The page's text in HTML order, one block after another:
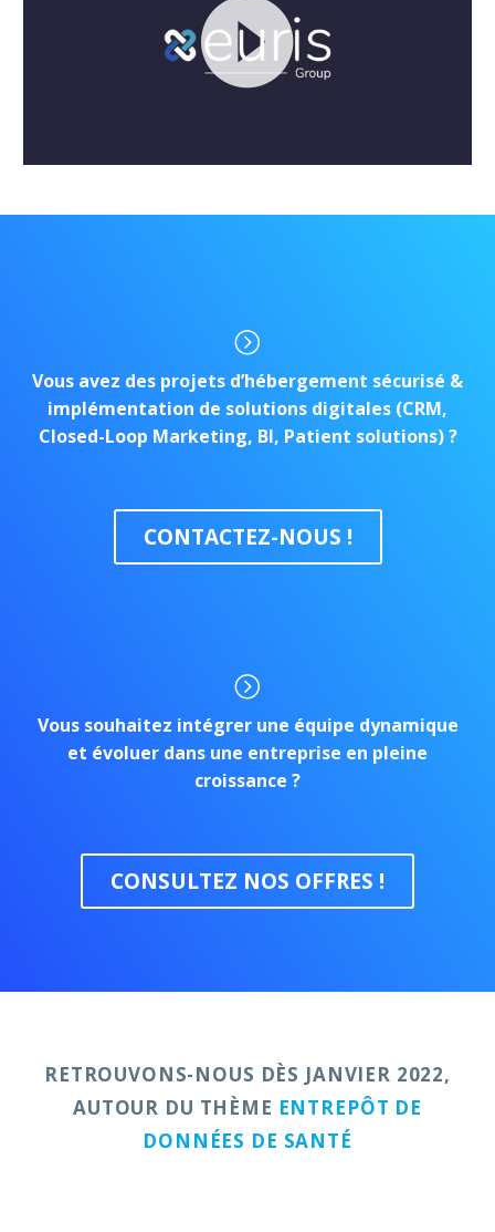
=
=
Vous avez des projets d’hébergement sécurisé &
implémentation de solutions digitales (CRM,
Closed-Loop Marketing, BI, Patient solutions) ?
CONTACTEZ-NOUS !
=
=
Vous souhaitez intégrer une équipe dynamique
et évoluer dans une entreprise en pleine
croissance ?
CONSULTEZ NOS OFFRES !
RETROUVONS-NOUS DÈS JANVIER 2022,
AUTOUR DU THÈME ENTREPÔT DE
DONNÉES DE SANTÉ